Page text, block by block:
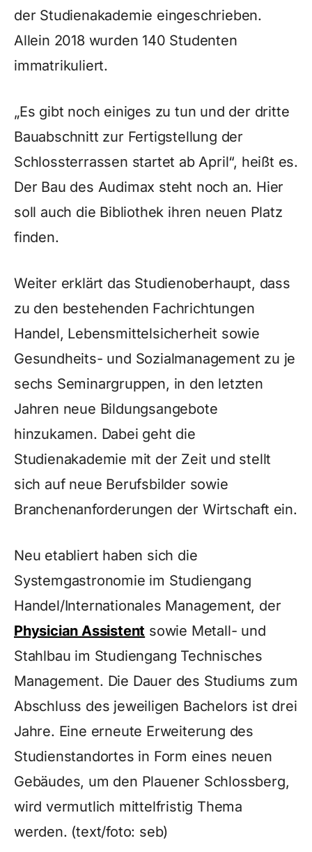
der Studienakademie eingeschrieben.
Allein 2018 wurden 140 Studenten
immatrikuliert.
„Es gibt noch einiges zu tun und der dritte
Bauabschnitt zur Fertigstellung der
Schlossterrassen startet ab April“, heißt es.
Der Bau des Audimax steht noch an. Hier
soll auch die Bibliothek ihren neuen Platz
finden.
Weiter erklärt das Studienoberhaupt, dass
zu den bestehenden Fachrichtungen
Handel, Lebensmittelsicherheit sowie
Gesundheits- und Sozialmanagement zu je
sechs Seminargruppen, in den letzten
Jahren neue Bildungsangebote
hinzukamen. Dabei geht die
Studienakademie mit der Zeit und stellt
sich auf neue Berufsbilder sowie
Branchenanforderungen der Wirtschaft ein.
Neu etabliert haben sich die
Systemgastronomie im Studiengang
Handel/Internationales Management, der
Physician Assistent sowie Metall- und
Stahlbau im Studiengang Technisches
Management. Die Dauer des Studiums zum
Abschluss des jeweiligen Bachelors ist drei
Jahre. Eine erneute Erweiterung des
Studienstandortes in Form eines neuen
Gebäudes, um den Plauener Schlossberg,
wird vermutlich mittelfristig Thema
werden. (text/foto: seb)